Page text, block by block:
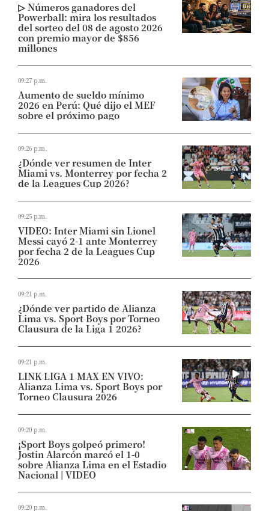
▷ Números ganadores del
Powerball: mira los resultados
del sorteo del 08 de agosto 2026
con premio mayor de $856
millones
09:27 p.m.
Aumento de sueldo mínimo
2026 en Perú: Qué dijo el MEF
sobre el próximo pago
09:26 p.m.
¿Dónde ver resumen de Inter
Miami vs. Monterrey por fecha 2
de la Leagues Cup 2026?
09:25 p.m.
VIDEO: Inter Miami sin Lionel
Messi cayó 2-1 ante Monterrey
por fecha 2 de la Leagues Cup
2026
09:21 p.m.
¿Dónde ver partido de Alianza
Lima vs. Sport Boys por Torneo
Clausura de la Liga 1 2026?
09:21 p.m.
LINK LIGA 1 MAX EN VIVO:
Alianza Lima vs. Sport Boys por
Torneo Clausura 2026
09:20 p.m.
¡Sport Boys golpeó primero!
Jostin Alarcón marcó el 1-0
sobre Alianza Lima en el Estadio
Nacional | VIDEO
09:20 p.m.